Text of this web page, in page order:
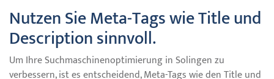
Nutzen Sie Meta-Tags wie Title und
Description sinnvoll.
Um Ihre Suchmaschinenoptimierung in Solingen zu
verbessern, ist es entscheidend, Meta-Tags wie den Title und